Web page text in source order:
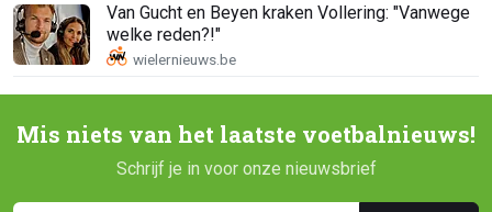
Van Gucht en Beyen kraken Vollering: "Vanwege
welke reden?!"
Mis niets van het laatste voetbalnieuws!
Schrijf je in voor onze nieuwsbrief